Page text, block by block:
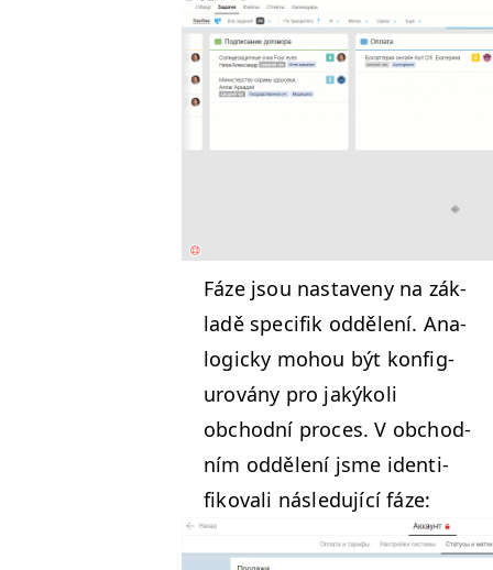
Fáze jsou nas­tave­ny na zák­
ladě speci­fik odd­ělení. Ana­
log­icky mohou být kon­fig­
urovány pro jakýkoli
obchod­ní pro­ces. V obchod­
ním odd­ělení jsme iden­ti­
fiko­vali násle­du­jící fáze: